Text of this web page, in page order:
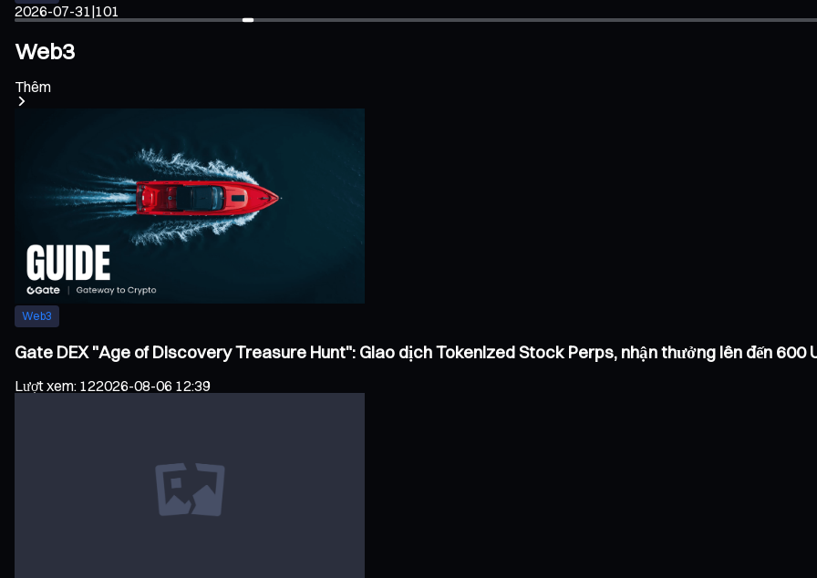
2026-07-31|101
Web3
Thêm
Web3
Gate DEX "Age of Discovery Treasure Hunt": Giao dịch Tokenized Stock Perps, nhận thưởng lên đến 600
Lượt xem: 122026-08-06 12:39